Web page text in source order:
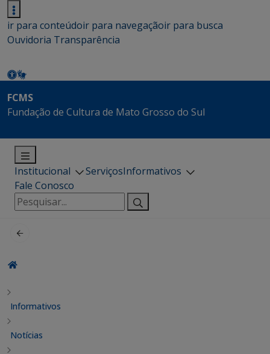
ir para conteúdoir para navegaçãoir para busca
Ouvidoria Transparência
FCMS
Fundação de Cultura de Mato Grosso do Sul
Institucional ServiçosInformativos
Fale Conosco
Pesquisar
por:
Informativos
Notícias